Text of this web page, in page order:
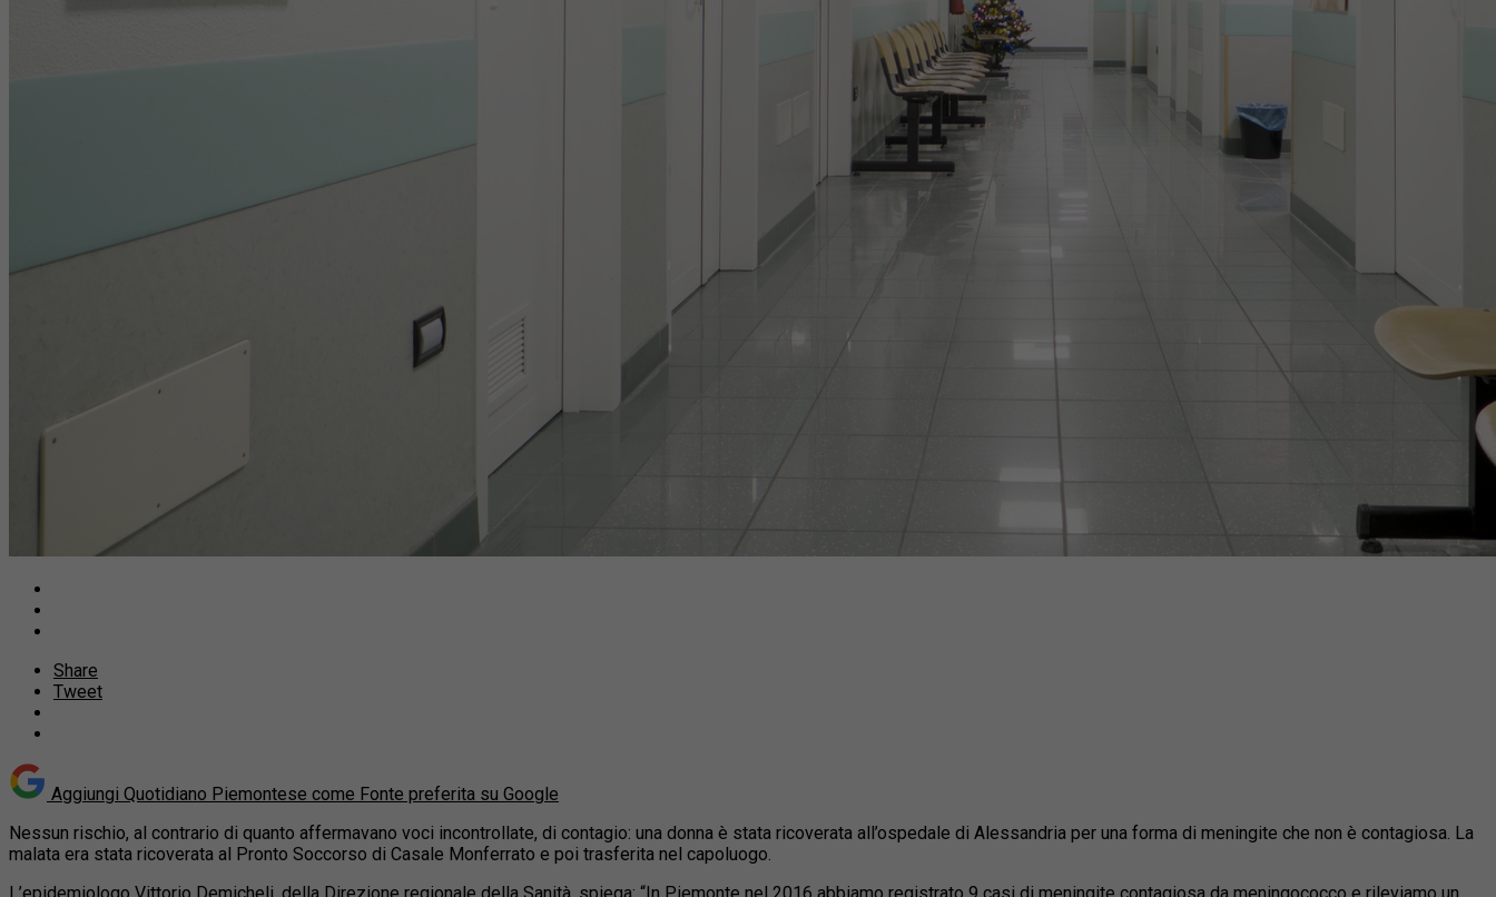
Share
Tweet
Aggiungi Quotidiano Piemontese come Fonte preferita su Google
Nessun rischio, al contrario di quanto affermavano voci incontrollate, di contagio: una donna è stata ricoverata all’ospedale di Alessandria per una forma di meningite che non è contagiosa. La
malata era stata ricoverata al Pronto Soccorso di Casale Monferrato e poi trasferita nel capoluogo.